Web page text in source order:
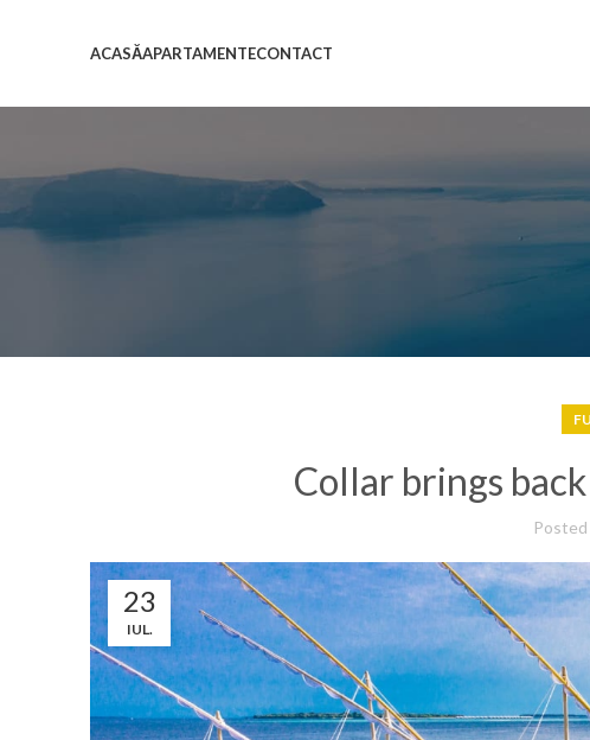
ACASĂAPARTAMENTECONTACT
Collar brings
23
IUL.